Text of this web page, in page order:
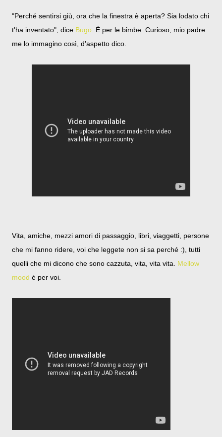
"Perché sentirsi giù, ora che la finestra è aperta? Sia lodato chi
t'ha inventato", dice Bugo . È per le bimbe. Curioso, mio padre
me lo immagino così, d'aspetto dico.
Vita, amiche, mezzi amori di passaggio, libri, viaggetti, persone
che mi fanno ridere, voi che leggete non si sa perché :), tutti
quelli che mi dicono che sono cazzuta, vita, vita vita. Mellow
mood è per voi.